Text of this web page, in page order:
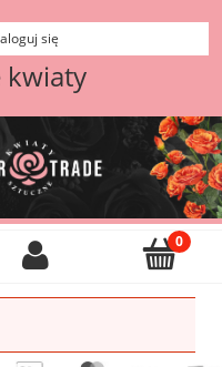
się
kwiaty